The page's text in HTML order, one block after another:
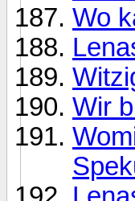
Wo
Wir